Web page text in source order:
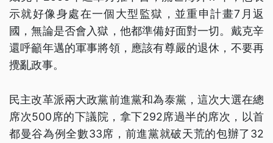
示就好像身處在一個大型監獄，並重申計畫7月返
國，無論是否會入獄，他都準備好面對一切。戴克辛
還呼籲年邁的軍事將領，應該有尊嚴的退休，不要再
攪亂政事。
民主改革派兩大政黨前進黨和為泰黨，這次大選在總
席次500席的下議院，拿下292席過半的席次，以首
都曼谷為例全數33席，前進黨就破天荒的包辦了32